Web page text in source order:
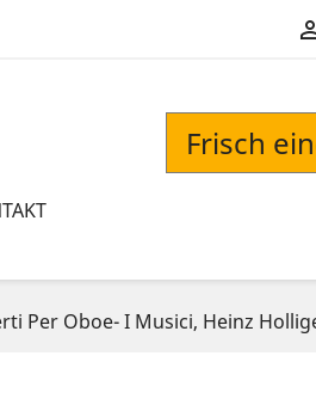
Frisch
Per Oboe- I Musici, Heinz